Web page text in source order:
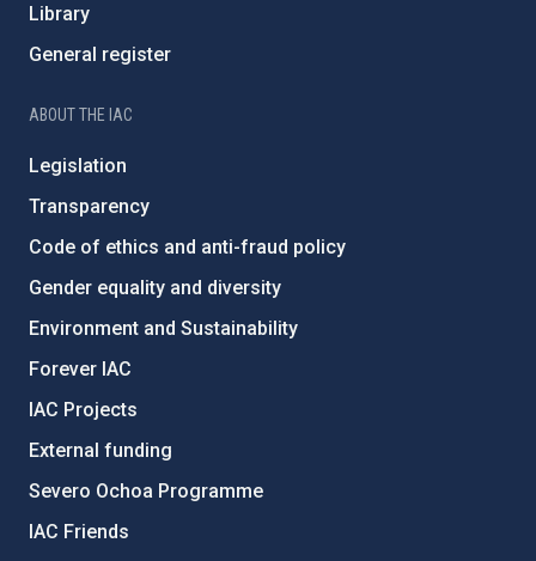
Library
General register
ABOUT THE IAC
Legislation
Transparency
Code of ethics and anti-fraud policy
Gender equality and diversity
Environment and Sustainability
Forever IAC
IAC Projects
External funding
Severo Ochoa Programme
IAC Friends